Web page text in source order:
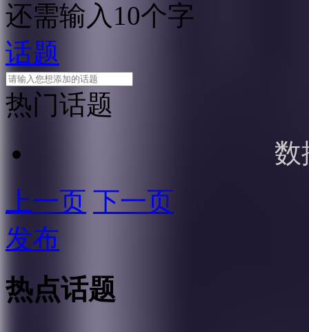
还需输入10个字
话题
热门话题
数
上一页 下一页
发布
热点话题